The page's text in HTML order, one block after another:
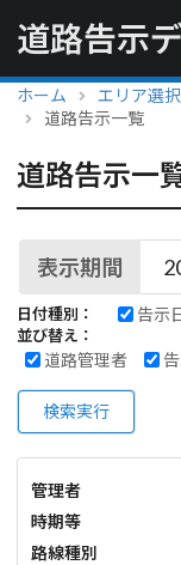
道路告示
ホーム エリア選択
道路告示一覧
道路告示一
表示期間
日付種別： 告示
並び替え：
道路管理者
検索実行
管理者
時期等
路線種別